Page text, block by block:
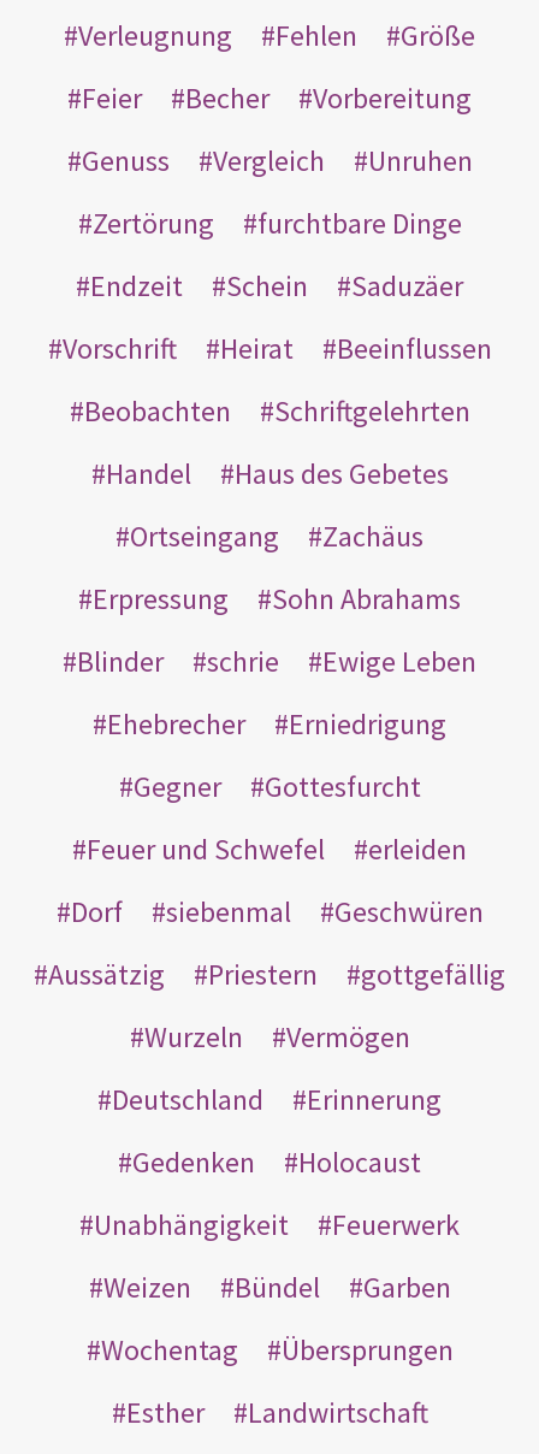
Verleugnung Fehlen
Größe
Feier
Becher
Vorbereitung
Genuss
Vergleich
Unruhen
Zertörung
furchtbare Dinge
Endzeit
Schein
Saduzäer
Vorschrift
Heirat
Beeinflussen
Beobachten
Schriftgelehrten
Handel
Haus des Gebetes
Ortseingang
Zachäus
Erpressung
Sohn Abrahams
Blinder
schrie
Ewige Leben
Ehebrecher
Erniedrigung
Gegner
Gottesfurcht
Feuer und Schwefel
erleiden
Dorf
siebenmal
Geschwüren
Aussätzig
Priestern
gottgefällig
Wurzeln
Vermögen
Deutschland
Erinnerung
Gedenken
Holocaust
Unabhängigkeit
Feuerwerk
Weizen
Bündel
Garben
Wochentag
Übersprungen
Esther
Landwirtschaft